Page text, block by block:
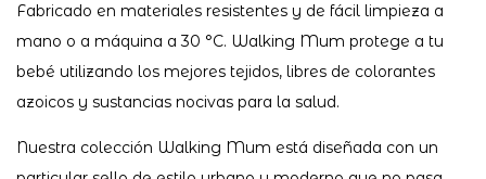
Fabricado en materiales resistentes y de fácil limpieza a
mano o a máquina a 30 °C. Walking Mum protege a tu
bebé utilizando los mejores tejidos, libres de colorantes
azoicos y sustancias nocivas para la salud.
Nuestra colección Walking Mum está diseñada con un